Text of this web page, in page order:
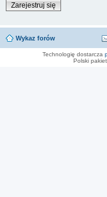
Zarejestruj się
Wykaz forów
Technologię dostarcza
Polski